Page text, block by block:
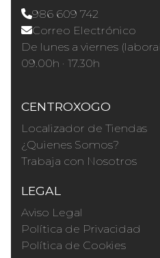
986 609 742
Correo Electrónico
De lunes a viernes
09.00h · 17.30h
CENTROXOGO
Localizador de Tiendas
¿Quienes Somos?
Trabaja con Nosotros
LEGAL
Aviso Legal
Política de Privacidad
Política de Cookies